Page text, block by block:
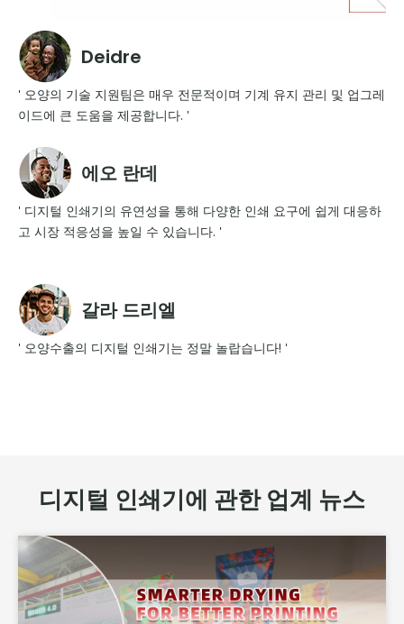
Deidre
' 오양의 기술 지원팀은 매우 전문적이며 기계 유지 관리 및 업그레
이드에 큰 도움을 제공합니다. '
에오 란데
' 디지털 인쇄기의 유연성을 통해 다양한 인쇄 요구에 쉽게 대응하
고 시장 적응성을 높일 수 있습니다. '
갈라 드리엘
' 오양수출의 디지털 인쇄기는 정말 놀랍습니다! '
디지털 인쇄기에 관한 업계 뉴스